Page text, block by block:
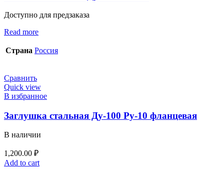
Доступно для предзаказа
Read more
Страна Россия
Сравнить
Quick view
В избранное
Заглушка стальная Ду-100 Ру-10 фланцевая
В наличии
1,200.00 ₽
Add to cart